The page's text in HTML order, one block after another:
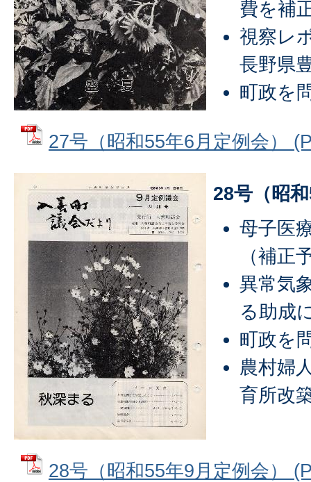
費を補
視察レ
長野県
町政を
27号（昭和55年6月定例会）
28号（昭
母子医
（補正
異常気
る助成
町政を
農村婦
育所改
28号（昭和55年9月定例会）